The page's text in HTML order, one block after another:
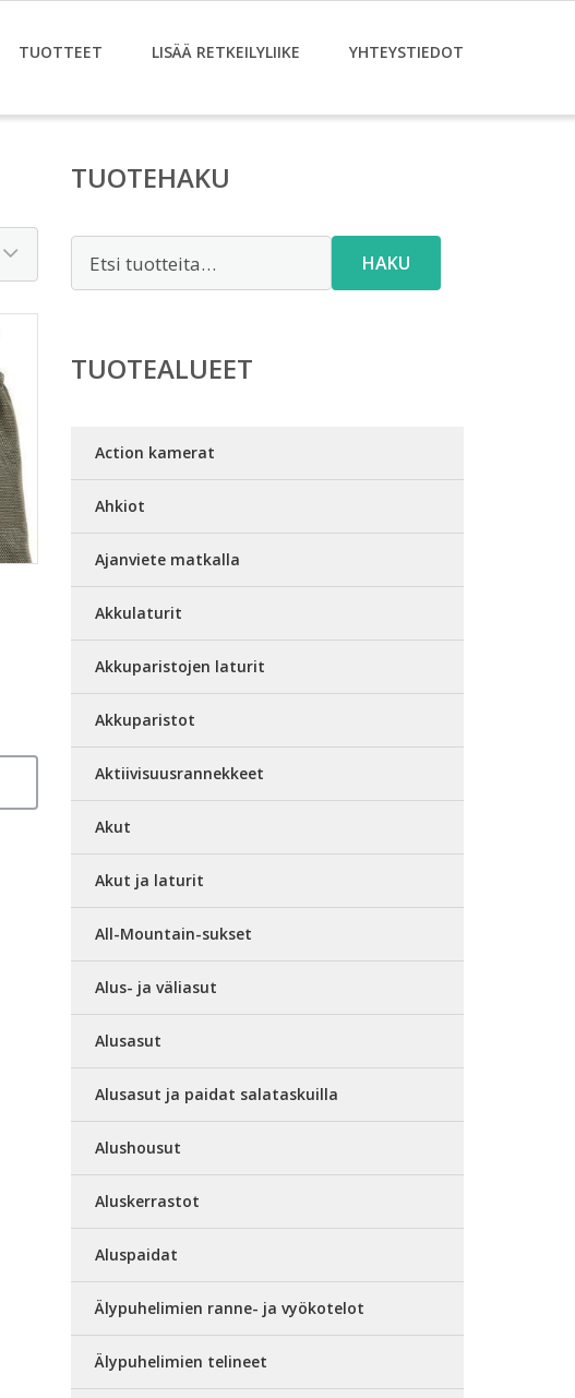
TUOTTEET LISÄÄ RETKEILYLIIKE YHTEYSTIEDOT
TUOTEHAKU
HAKU
TUOTEALUEET
Action kamerat
Ahkiot
Ajanviete matkalla
Akkulaturit
Akkuparistojen laturit
Akkuparistot
Aktiivisuusrannekkeet
Akut
Akut ja laturit
All-Mountain-sukset
Alus- ja väliasut
Alusasut
Alusasut ja paidat salataskuilla
Alushousut
Aluskerrastot
Aluspaidat
Älypuhelimien ranne- ja vyökotelot
Älypuhelimien telineet